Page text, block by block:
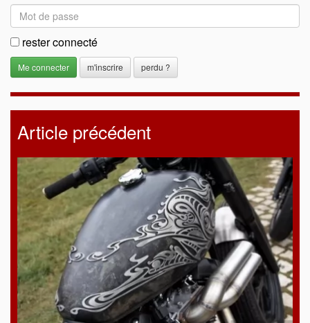
rester connecté
m'inscrire perdu ?
Article précédent